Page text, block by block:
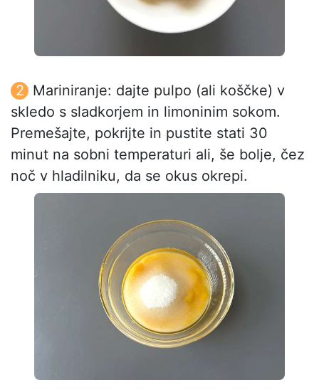
Mariniranje: dajte pulpo (ali koščke) v
skledo s sladkorjem in limoninim sokom.
Premešajte, pokrijte in pustite stati 30
minut na sobni temperaturi ali, še bolje, čez
noč v hladilniku, da se okus okrepi.